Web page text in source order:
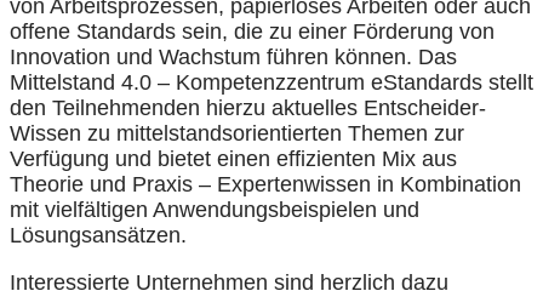
von Arbeitsprozessen, papierloses Arbeiten oder auch
offene Standards sein, die zu einer Förderung von
Innovation und Wachstum führen können. Das
Mittelstand 4.0 – Kompetenzzentrum eStandards stellt
den Teilnehmenden hierzu aktuelles Entscheider-
Wissen zu mittelstandsorientierten Themen zur
Verfügung und bietet einen effizienten Mix aus
Theorie und Praxis – Expertenwissen in Kombination
mit vielfältigen Anwendungsbeispielen und
Lösungsansätzen.
Interessierte Unternehmen sind herzlich dazu